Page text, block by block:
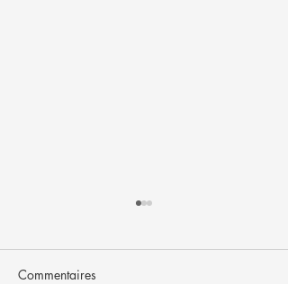
Commentaires